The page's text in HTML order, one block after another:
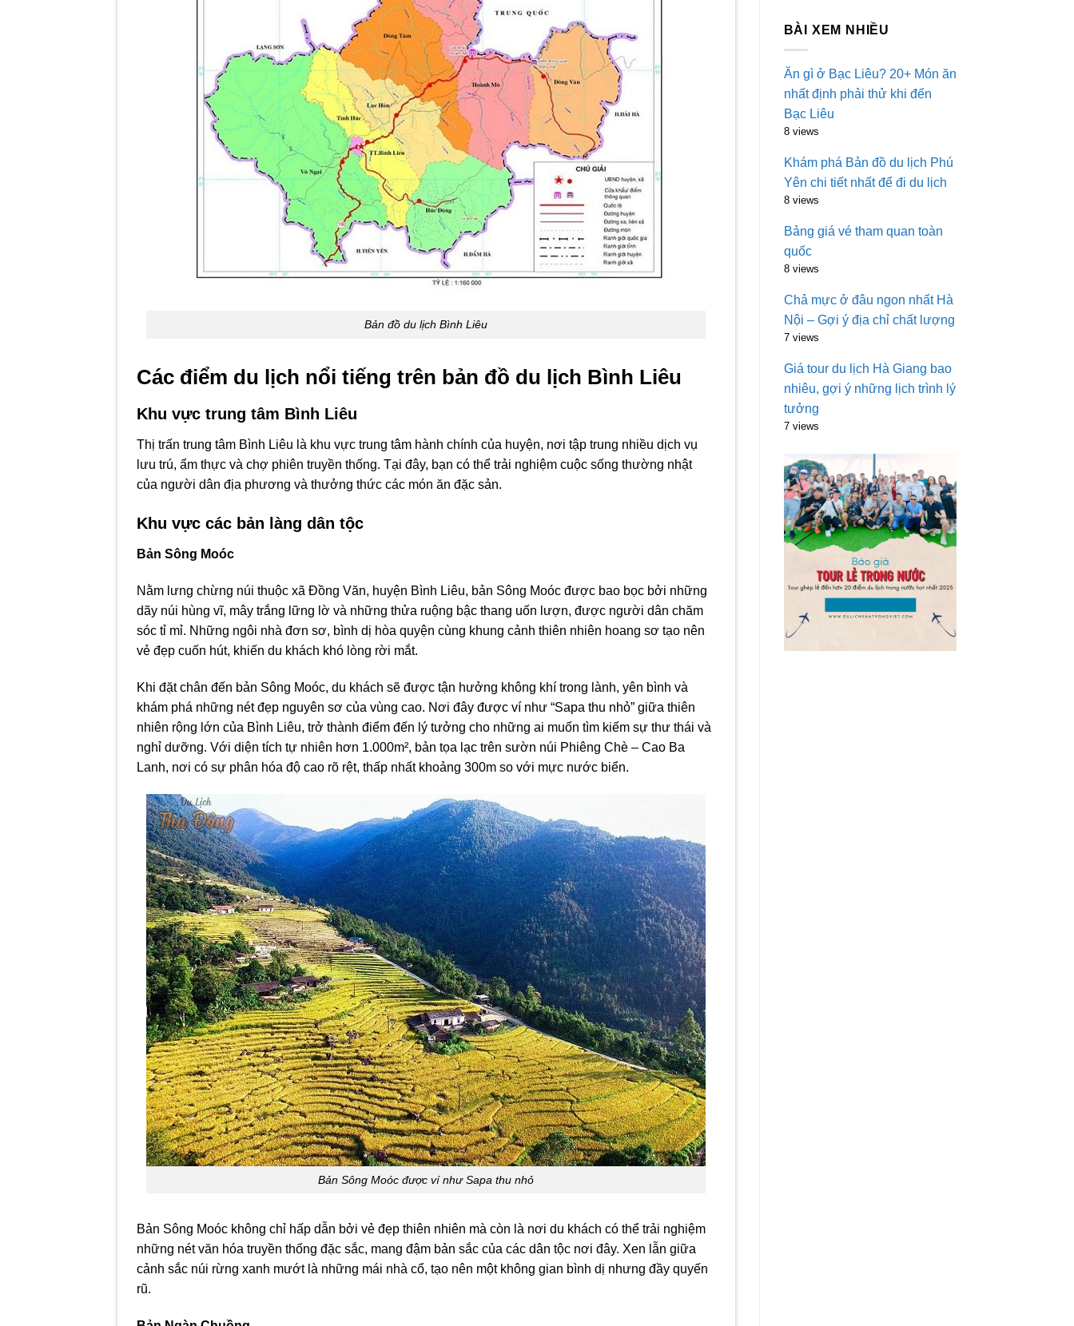
Bản đồ du lịch Bình Liêu
Các điểm du lịch nổi tiếng trên bản đồ du lịch Bình Liêu
Khu vực trung tâm Bình Liêu
Thị trấn trung tâm Bình Liêu là khu vực trung tâm hành chính của huyện, nơi tập trung nhiều dịch vụ
lưu trú, ẩm thực và chợ phiên truyền thống. Tại đây, bạn có thể trải nghiệm cuộc sống thường nhật
của người dân địa phương và thưởng thức các món ăn đặc sản.
Khu vực các bản làng dân tộc
Bản Sông Moóc
Nằm lưng chừng núi thuộc xã Đồng Văn, huyện Bình Liêu, bản Sông Moóc được bao bọc bởi những
dãy núi hùng vĩ, mây trắng lững lờ và những thửa ruộng bậc thang uốn lượn, được người dân chăm
sóc tỉ mỉ. Những ngôi nhà đơn sơ, bình dị hòa quyện cùng khung cảnh thiên nhiên hoang sơ tạo nên
vẻ đẹp cuốn hút, khiến du khách khó lòng rời mắt.
Khi đặt chân đến bản Sông Moóc, du khách sẽ được tận hưởng không khí trong lành, yên bình và
khám phá những nét đẹp nguyên sơ của vùng cao. Nơi đây được ví như “Sapa thu nhỏ” giữa thiên
nhiên rộng lớn của Bình Liêu, trở thành điểm đến lý tưởng cho những ai muốn tìm kiếm sự thư thái và
nghỉ dưỡng. Với diện tích tự nhiên hơn 1.000m², bản tọa lạc trên sườn núi Phiêng Chè – Cao Ba
Lanh, nơi có sự phân hóa độ cao rõ rệt, thấp nhất khoảng 300m so với mực nước biển.
Bản Sông Moóc được ví như Sapa thu nhỏ
Bản Sông Moóc không chỉ hấp dẫn bởi vẻ đẹp thiên nhiên mà còn là nơi du khách có thể trải nghiệm
những nét văn hóa truyền thống đặc sắc, mang đậm bản sắc của các dân tộc nơi đây. Xen lẫn giữa
cảnh sắc núi rừng xanh mướt là những mái nhà cổ, tạo nên một không gian bình dị nhưng đầy quyến
rũ.
BÀI XEM NHIỀU
Ăn gì ở Bạc Liêu? 20+ Món ăn
nhất định phải thử khi đến
Bạc Liêu
8 views
Khám phá Bản đồ du lịch Phú
Yên chi tiết nhất để đi du lịch
8 views
Bảng giá vé tham quan toàn
quốc
8 views
Chả mực ở đâu ngon nhất Hà
Nội – Gợi ý địa chỉ chất lượng
7 views
Giá tour du lịch Hà Giang bao
nhiêu, gợi ý những lịch trình lý
tưởng
7 views